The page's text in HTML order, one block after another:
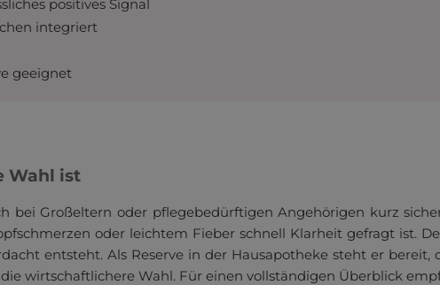
positives Signal
integriert
geeignet
Wahl ist
bei Großeltern oder pflegebedürftigen Angehörigen kurz
oder leichtem Fieber schnell Klarheit gefragt ist.
entsteht. Als Reserve in der Hausapotheke steht er
die wirtschaftlichere Wahl. Für einen vollständigen Überblick